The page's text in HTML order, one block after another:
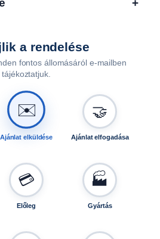
+
a rendelése
fontos állomásáról e-mailben
tájékoztatjuk.
✉️
Ajánlat elküldése
🤝
Ajánlat elfogadása
💳
Előleg
🏭
Gyártás